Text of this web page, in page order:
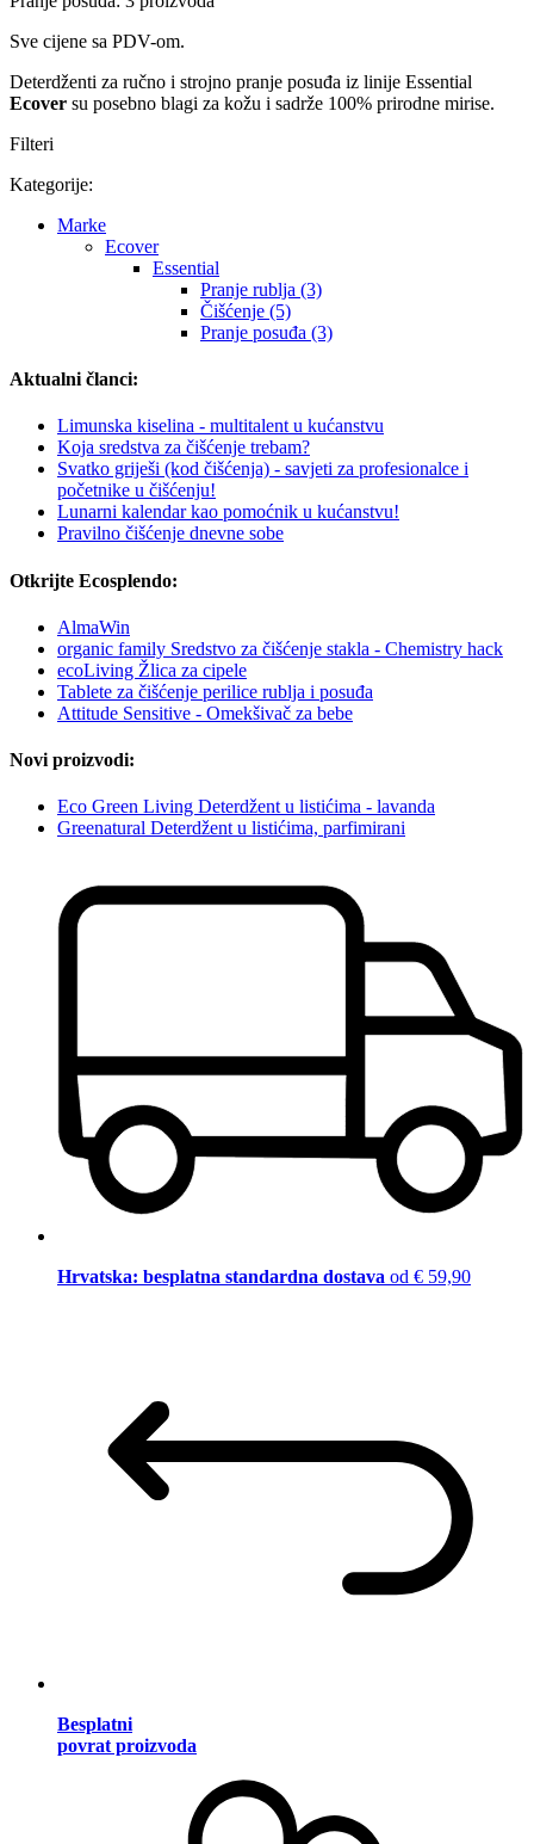
Sve cijene sa PDV-om.
Deterdženti za ručno i strojno pranje posuđa iz linije Essential
Ecover su posebno blagi za kožu i sadrže 100% prirodne mirise.
Filteri
Kategorije:
Marke
Ecover
Essential
Pranje rublja (3)
Čišćenje (5)
Pranje posuđa (3)
Aktualni članci:
Limunska kiselina - multitalent u kućanstvu
Koja sredstva za čišćenje trebam?
Svatko griješi (kod čišćenja) - savjeti za profesionalce i
početnike u čišćenju!
Lunarni kalendar kao pomoćnik u kućanstvu!
Pravilno čišćenje dnevne sobe
Otkrijte Ecosplendo:
AlmaWin
organic family Sredstvo za čišćenje stakla - Chemistry hack
ecoLiving Žlica za cipele
Tablete za čišćenje perilice rublja i posuđa
Attitude Sensitive - Omekšivač za bebe
Novi proizvodi:
Eco Green Living Deterdžent u listićima - lavanda
Greenatural Deterdžent u listićima, parfimirani
Hrvatska: besplatna standardna dostava od € 59,90
Besplatni
povrat proizvoda